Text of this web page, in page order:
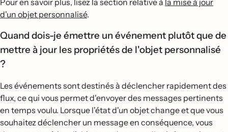
Pour en savoir plus, lisez la section relative à la mise à jour
d'un objet personnalisé.
Quand dois-je émettre un événement plutôt que de
mettre à jour les propriétés de l'objet personnalisé
?
Les événements sont destinés à déclencher rapidement des
flux, ce qui vous permet d'envoyer des messages pertinents
en temps voulu. Lorsque l'état d'un objet change et que vous
souhaitez déclencher un message en conséquence, vous